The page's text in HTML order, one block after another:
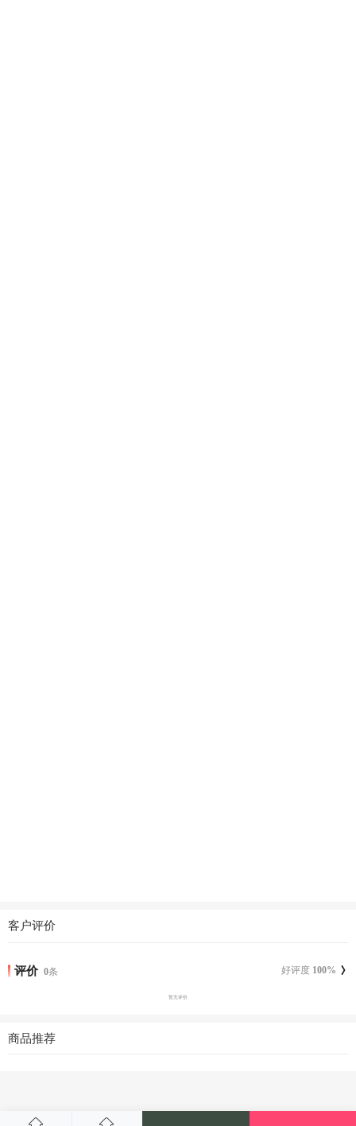
客户评价
评价 好评度 100%
0条
暂无评价
商品推荐